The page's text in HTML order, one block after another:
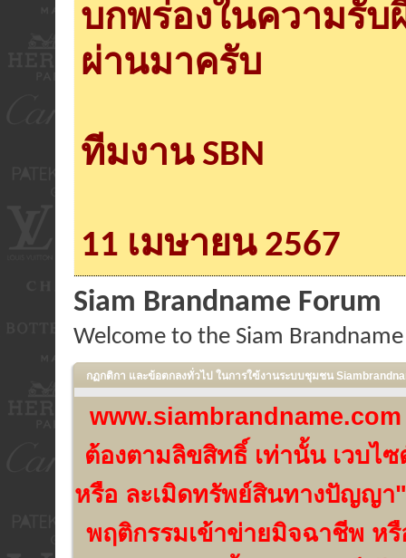
บกพร่องในความรั
ผ่านมาครับ
ทีมงาน SBN
11 เมษายน 2567
Siam Brandname Forum
Welcome to the Siam
กฏกติกา และข้อตกลงทั่วไป ในการใฃ้งานระบบชุมชน
ต้องตามลิขสิทธิ์ เท่านั้น เวบไ
หรือ ละเมิดทรัพย์สินทางปัญญ
พฤติกรรมเข้าข่ายมิจฉาชีพ ห